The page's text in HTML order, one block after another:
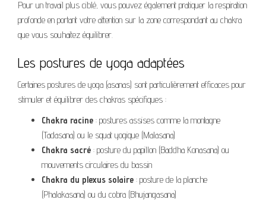
Pour un travail plus ciblé, vous pouvez également pratiquer la respiration
profonde en portant votre attention sur la zone correspondant au chakra
que vous souhaitez équilibrer.
Les postures de yoga adaptées
Certaines postures de yoga (asanas) sont particulièrement efficaces pour
stimuler et équilibrer des chakras spécifiques :
Chakra racine : postures assises comme la montagne
(Tadasana) ou le squat yogique (Malasana)
Chakra sacré : posture du papillon (Baddha Konasana) ou
mouvements circulaires du bassin
Chakra du plexus solaire : posture de la planche
(Phalakasana) ou du cobra (Bhujangasana)